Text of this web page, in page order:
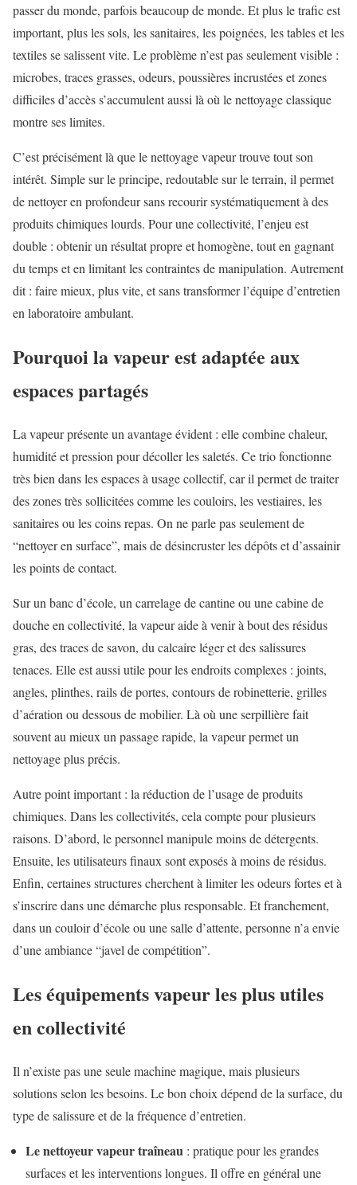
passer du monde, parfois beaucoup de monde. Et plus le trafic est
important, plus les sols, les sanitaires, les poignées, les tables et les
textiles se salissent vite. Le problème n’est pas seulement visible :
microbes, traces grasses, odeurs, poussières incrustées et zones
difficiles d’accès s’accumulent aussi là où le nettoyage classique
montre ses limites.
C’est précisément là que le nettoyage vapeur trouve tout son
intérêt. Simple sur le principe, redoutable sur le terrain, il permet
de nettoyer en profondeur sans recourir systématiquement à des
produits chimiques lourds. Pour une collectivité, l’enjeu est
double : obtenir un résultat propre et homogène, tout en gagnant
du temps et en limitant les contraintes de manipulation. Autrement
dit : faire mieux, plus vite, et sans transformer l’équipe d’entretien
en laboratoire ambulant.
Pourquoi la vapeur est adaptée aux
espaces partagés
La vapeur présente un avantage évident : elle combine chaleur,
humidité et pression pour décoller les saletés. Ce trio fonctionne
très bien dans les espaces à usage collectif, car il permet de traiter
des zones très sollicitées comme les couloirs, les vestiaires, les
sanitaires ou les coins repas. On ne parle pas seulement de
“nettoyer en surface”, mais de désincruster les dépôts et d’assainir
les points de contact.
Sur un banc d’école, un carrelage de cantine ou une cabine de
douche en collectivité, la vapeur aide à venir à bout des résidus
gras, des traces de savon, du calcaire léger et des salissures
tenaces. Elle est aussi utile pour les endroits complexes : joints,
angles, plinthes, rails de portes, contours de robinetterie, grilles
d’aération ou dessous de mobilier. Là où une serpillière fait
souvent au mieux un passage rapide, la vapeur permet un
nettoyage plus précis.
Autre point important : la réduction de l’usage de produits
chimiques. Dans les collectivités, cela compte pour plusieurs
raisons. D’abord, le personnel manipule moins de détergents.
Ensuite, les utilisateurs finaux sont exposés à moins de résidus.
Enfin, certaines structures cherchent à limiter les odeurs fortes et à
s’inscrire dans une démarche plus responsable. Et franchement,
dans un couloir d’école ou une salle d’attente, personne n’a envie
d’une ambiance “javel de compétition”.
Les équipements vapeur les plus utiles
en collectivité
Il n’existe pas une seule machine magique, mais plusieurs
solutions selon les besoins. Le bon choix dépend de la surface, du
type de salissure et de la fréquence d’entretien.
Le nettoyeur vapeur traîneau : pratique pour les grandes
surfaces et les interventions longues. Il offre en général une